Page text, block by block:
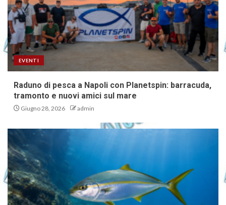
EVENTI
Raduno di pesca a Napoli con Planetspin: barracuda,
tramonto e nuovi amici sul mare
Giugno 28, 2026 admin